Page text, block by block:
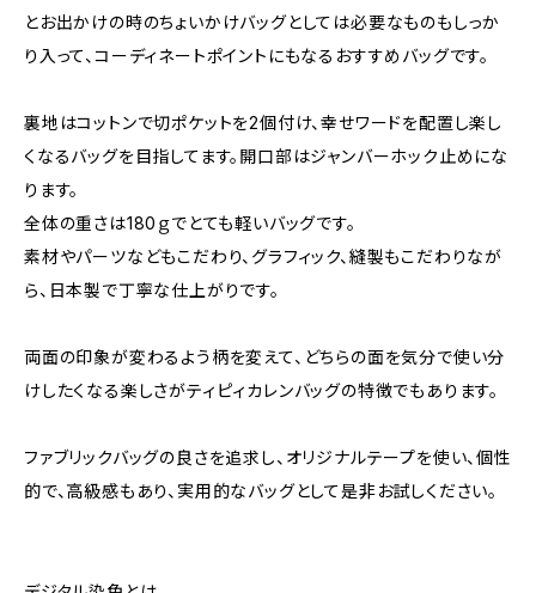
とお出かけの時のちょいかけバッグとしては必要なものもしっか
り入って、コーディネートポイントにもなるおすすめバッグです。
裏地はコットンで切ポケットを2個付け、幸せワードを配置し楽し
くなるバッグを目指してます。開口部はジャンバーホック止めにな
ります。
全体の重さは180ｇでとても軽いバッグです。
素材やパーツなどもこだわり、グラフィック、縫製もこだわりなが
ら、日本製で丁寧な仕上がりです。
両面の印象が変わるよう柄を変えて、どちらの面を気分で使い分
けしたくなる楽しさがティピィカレンバッグの特徴でもあります。
ファブリックバッグの良さを追求し、オリジナルテープを使い、個性
的で、高級感もあり、実用的なバッグとして是非お試しください。